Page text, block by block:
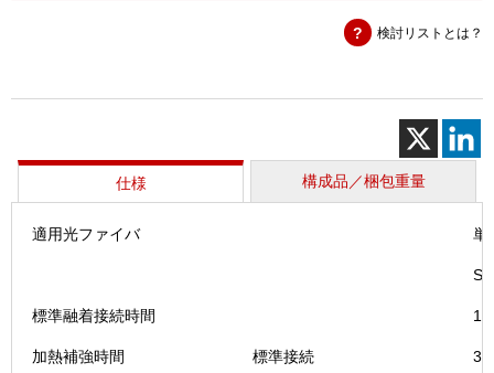
応
融
着
接
検討リストとは？
仕様 構成品／梱包重量
適用光ファイバ 単
標準融着接続時間 14
加熱補強時間 標準接続 30